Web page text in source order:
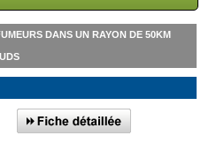
DANS UN RAYON DE 50KM